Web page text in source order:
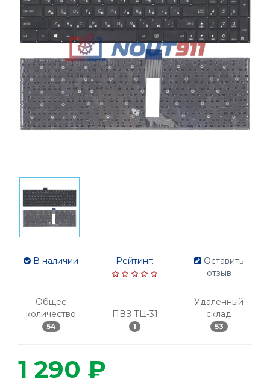
В наличии
Общее
количество
54
Рейтинг:
ПВЗ ТЦ-31
1
Оставить
отзыв
Удаленный
склад
53
1 290 ₽